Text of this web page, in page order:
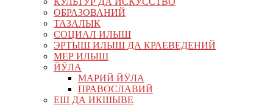
ОБРАЗОВАНИЙ
ТАЗАЛЫК
СОЦИАЛ ИЛЫШ
ЭРТЫШ ИЛЫШ ДА КРАЕВЕДЕНИЙ
МЕР ИЛЫШ
ЙӰЛА
МАРИЙ ЙӰЛА
ПРАВОСЛАВИЙ
ЕШ ДА ИКШЫВЕ